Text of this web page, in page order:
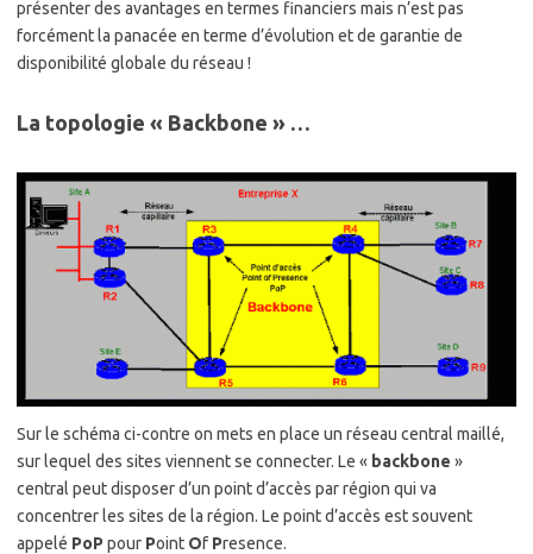
présenter des avantages en termes financiers mais n’est pas
forcément la panacée en terme d’évolution et de garantie de
disponibilité globale du réseau !
La topologie « Backbone » …
Sur le schéma ci-contre on mets en place un réseau central maillé,
sur lequel des sites viennent se connecter. Le « backbone »
central peut disposer d’un point d’accès par région qui va
concentrer les sites de la région. Le point d’accès est souvent
appelé PoP pour Point Of Presence.